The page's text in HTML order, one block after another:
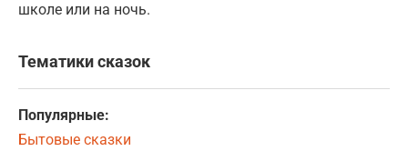
школе или на ночь.
Тематики сказок
Популярные:
Бытовые сказки